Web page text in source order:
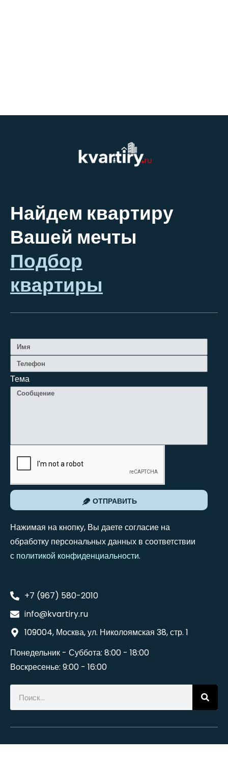
Найдем квартиру
Вашей мечты
Подбор
квартиры
Тема
ОТПРАВИТЬ
Нажимая на кнопку, Вы даете согласие на
обработку персональных данных в соответствии
с политикой конфиденциальности.
+7 (967) 580-2010
info@kvartiry.ru
109004, Москва, ул. Николоямская 38, стр. 1
Понедельник - Суббота: 8:00 - 18:00
Воскресенье: 9:00 - 16:00